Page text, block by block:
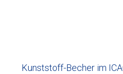
Kunststoff-Becher im